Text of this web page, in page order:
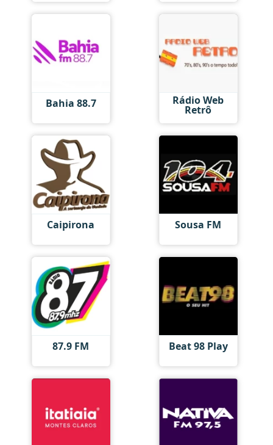
Bahia 88.7 Rádio Web
Retrô
Caipirona Sousa FM
87.9 FM Beat 98 Play